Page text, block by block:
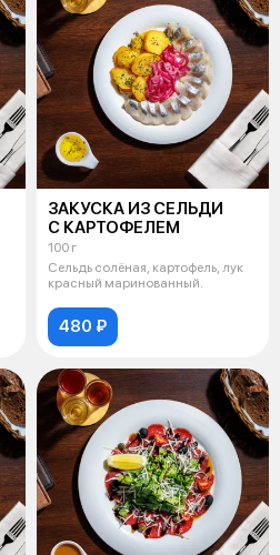
ЗАКУСКА ИЗ СЕЛЬДИ
С КАРТОФЕЛЕМ
100 г
Сельдь солёная, картофель, лук
красный маринованный.
480 ₽